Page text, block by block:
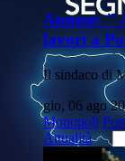
Annese: "
lavori a
Il sindaco di
gio, 06 ago
Monopoli
Attualità